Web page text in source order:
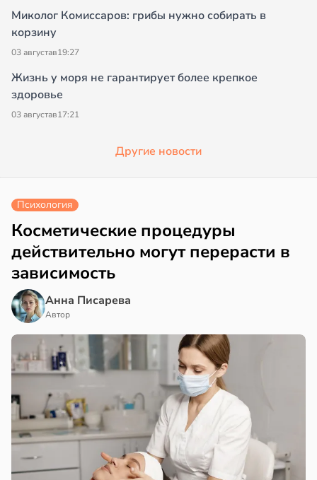
Миколог Комиссаров: грибы нужно собирать в
корзину
03 августав19:27
Жизнь у моря не гарантирует более крепкое
здоровье
03 августав17:21
Другие новости
Психология
Косметические процедуры
действительно могут перерасти в
зависимость
Анна Писарева
Автор